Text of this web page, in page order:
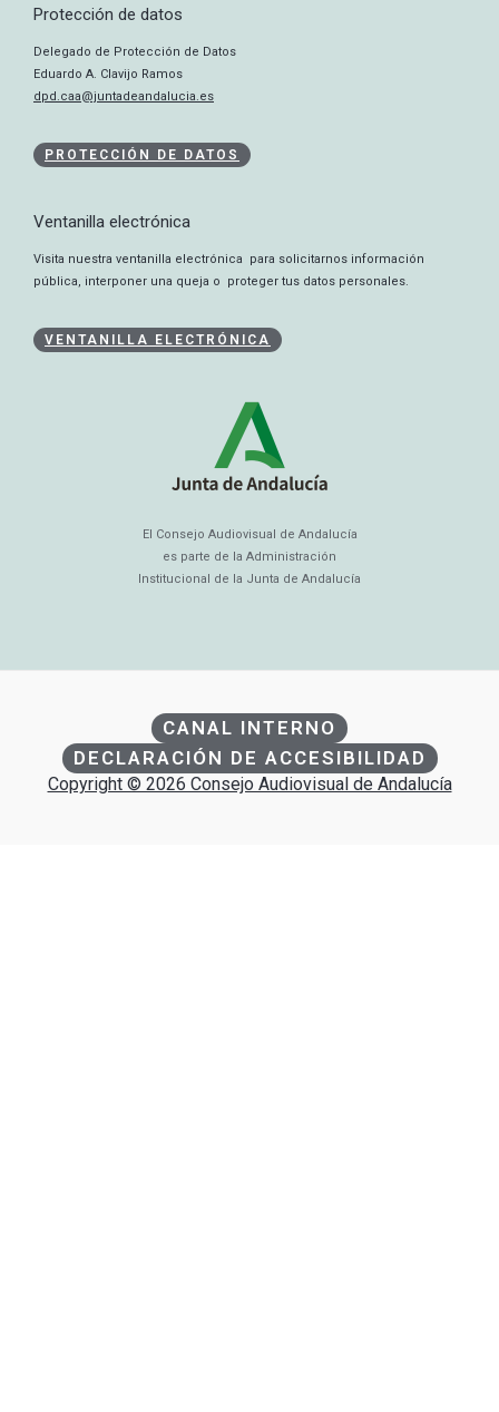
Protección de datos
Delegado de Protección de Datos
Eduardo A. Clavijo Ramos
dpd.caa@juntadeandalucia.es
PROTECCIÓN DE DATOS
Ventanilla electrónica
Visita nuestra ventanilla electrónica para solicitarnos información
pública, interponer una queja o proteger tus datos personales.
VENTANILLA ELECTRÓNICA
El Consejo Audiovisual de Andalucía
es parte de la Administración
Institucional de la Junta de Andalucía
CANAL INTERNO
DECLARACIÓN DE ACCESIBILIDAD
Copyright © 2026 Consejo Audiovisual de Andalucía